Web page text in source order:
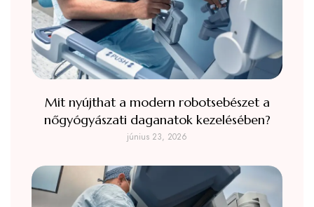
Mit nyújthat a modern robotsebészet a
nőgyógyászati daganatok kezelésében?
június 23, 2026